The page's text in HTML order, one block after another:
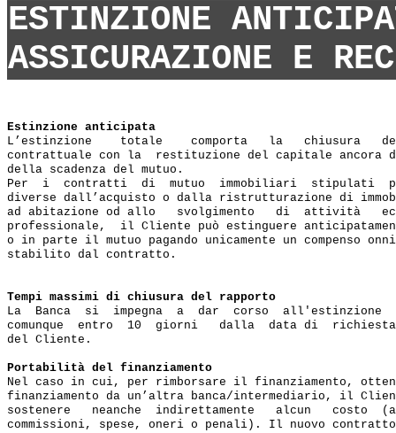
ESTINZIONE
ASSICURAZIONE E
Estinzione anticipata
L’estinzione    totale    comporta   la   chiusura
contrattuale con la  restituzione del capitale ancora
della scadenza del mutuo.
Per  i  contratti  di  mutuo  immobiliari  stipulati
diverse dall’acquisto o dalla ristrutturazione di
ad abitazione od allo   svolgimento   di  attività
professionale,  il Cliente può estinguere
o in parte il mutuo pagando unicamente un compenso
stabilito dal contratto.
Tempi massimi di chiusura del rapporto
La  Banca  si  impegna  a  dar  corso  all'estinzione
comunque  entro  10  giorni   dalla  data di
del Cliente.
Portabilità del finanziamento
Nel caso in cui, per rimborsare il finanziamento,
finanziamento da un’altra banca/intermediario, il
sostenere   neanche  indirettamente   alcun   costo
commissioni, spese, oneri o penali). Il nuovo